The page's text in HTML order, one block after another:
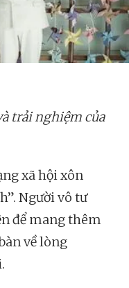
trải nghiệm của
xã hội xôn
Người vô tư
để mang thêm
về lòng